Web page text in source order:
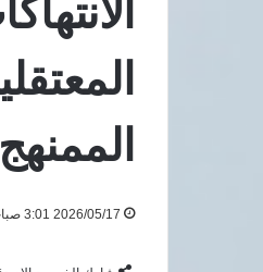
2026/05/17 3:01 صباحًا